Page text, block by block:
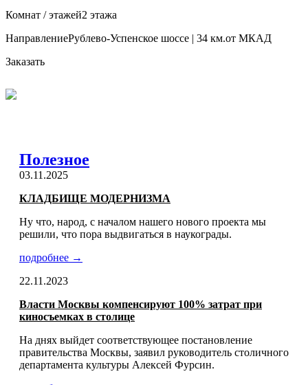
Комнат / этажей2 этажа
НаправлениеРублево-Успенское шоссе | 34 км.от МКАД
Заказать
Полезное
03.11.2025
КЛАДБИЩЕ МОДЕРНИЗМА
Ну что, народ, с началом нашего нового проекта мы
решили, что пора выдвигаться в наукограды.
подробнее →
22.11.2023
Власти Москвы компенсируют 100% затрат при
киносъемках в столице
На днях выйдет соответствующее постановление
правительства Москвы, заявил руководитель столичного
департамента культуры Алексей Фурсин.